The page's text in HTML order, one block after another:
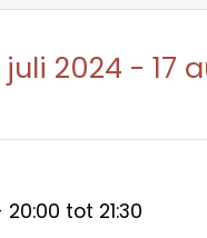
juli 2024 - 17
20:00 tot 21:30